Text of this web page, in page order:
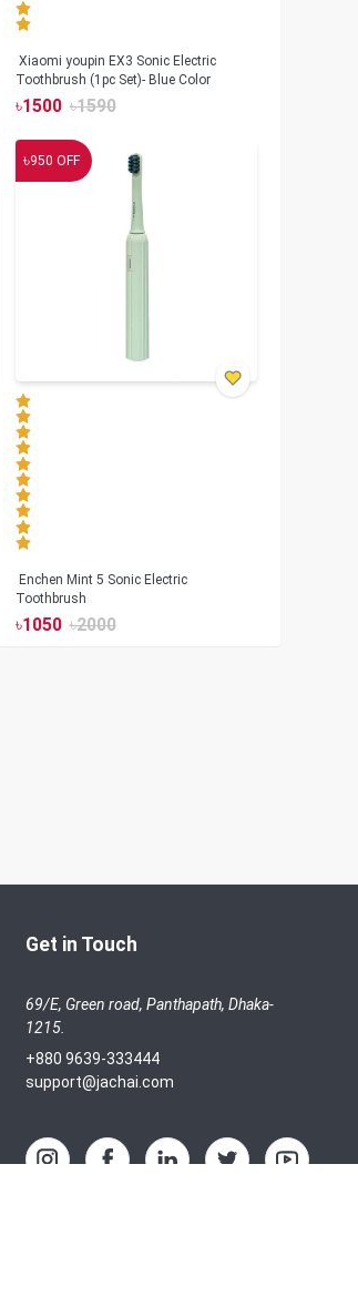
Xiaomi youpin EX3 Sonic Electric
Toothbrush (1pc Set)- Blue Color
৳1500 ৳1590
৳950 OFF
Enchen Mint 5 Sonic Electric
Toothbrush
৳1050 ৳2000
Get in Touch
69/E, Green road, Panthapath, Dhaka-
1215.
+880 9639-333444
support@jachai.com